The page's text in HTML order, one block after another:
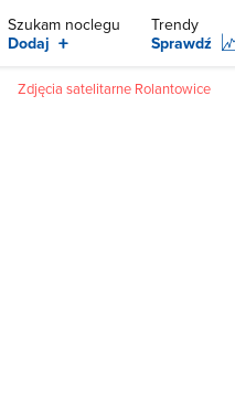
Szukam noclegu
Dodaj +
Trendy
Sprawdź
Zdjęcia satelitarne Rolantowice